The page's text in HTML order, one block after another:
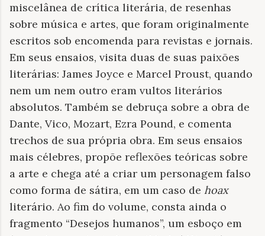
miscelânea de crítica literária, de resenhas
sobre música e artes, que foram originalmente
escritos sob encomenda para revistas e jornais.
Em seus ensaios, visita duas de suas paixões
literárias: James Joyce e Marcel Proust, quando
nem um nem outro eram vultos literários
absolutos. Também se debruça sobre a obra de
Dante, Vico, Mozart, Ezra Pound, e comenta
trechos de sua própria obra. Em seus ensaios
mais célebres, propõe reflexões teóricas sobre
a arte e chega até a criar um personagem falso
como forma de sátira, em um caso de hoax
literário. Ao fim do volume, consta ainda o
fragmento “Desejos humanos”, um esboço em